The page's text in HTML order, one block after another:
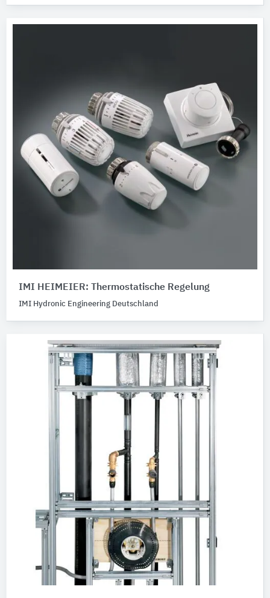
IMI HEIMEIER: Thermostatische Regelung
IMI Hydronic Engineering Deutschland